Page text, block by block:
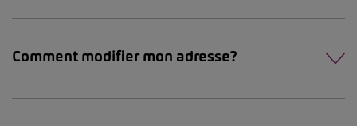
Comment modifier mon adresse?